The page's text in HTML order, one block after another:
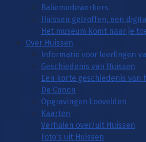
Baliemedewerkers
Huissen getroffen, een
Het museum komt naar je
Over Huissen
Informatie voor leerlingen
Geschiedenis van Huissen
Een korte geschiedenis van
De Canon
Opgravingen Loovelden
Kaarten
Verhalen over/uit Huissen
Foto's uit Huissen